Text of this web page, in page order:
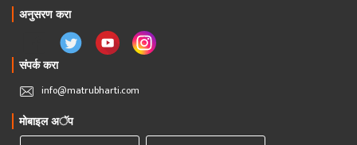
अनुसरण करा
संपर्क करा
info@matrubharti.com
मोबाइल अॅप